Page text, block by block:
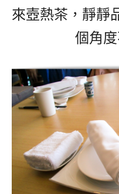
來壺熱茶，靜靜
個角度